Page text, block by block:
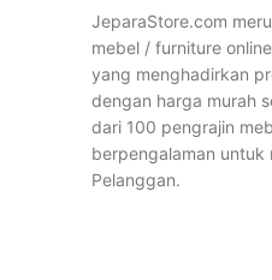
JeparaStore.com
mebel / furniture
yang menghadirkan
dengan harga murah
dari 100 pengrajin
berpengalaman untuk
Pelanggan.